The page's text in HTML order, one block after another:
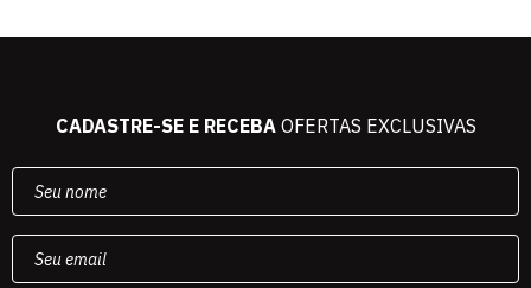
CADASTRE-SE E RECEBAOFERTAS EXCLUSIVAS